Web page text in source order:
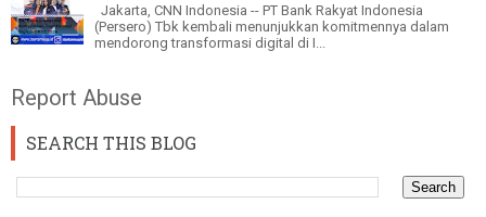
Jakarta, CNN Indonesia -- PT Bank Rakyat Indonesia
(Persero) Tbk kembali menunjukkan komitmennya dalam
mendorong transformasi digital di I...
Report Abuse
SEARCH THIS BLOG